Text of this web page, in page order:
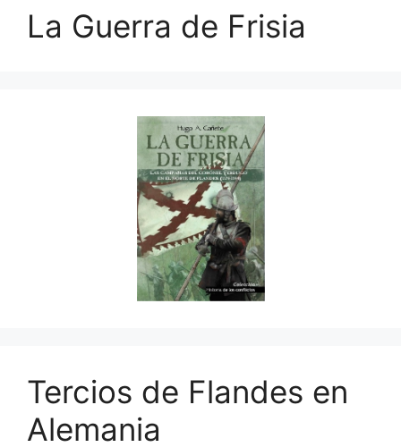
La Guerra de Frisia
Tercios de Flandes en
Alemania